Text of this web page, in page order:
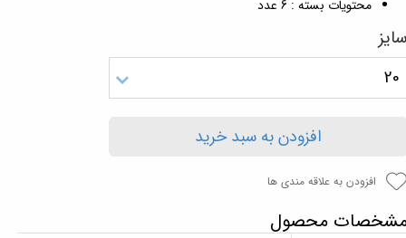
محتویات بسته : 6 عدد
20
افزودن به سبد خرید
افزودن به علاقه مندی ها
محصول